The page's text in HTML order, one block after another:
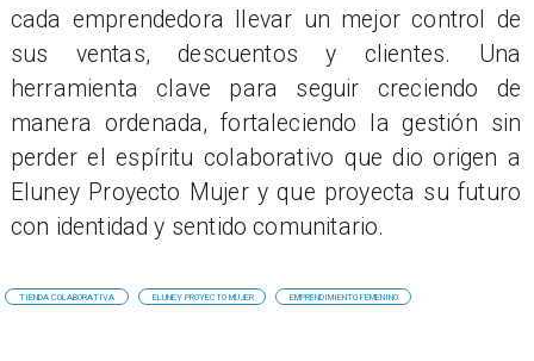
cada emprendedora llevar un mejor control de
sus ventas, descuentos y clientes. Una
herramienta clave para seguir creciendo de
manera ordenada, fortaleciendo la gestión sin
perder el espíritu colaborativo que dio origen a
Eluney Proyecto Mujer y que proyecta su futuro
con identidad y sentido comunitario.
TIENDA COLABORATIVA ​ELUNEY PROYECTO MUJER EMPRENDIMIENTO FEMENINO